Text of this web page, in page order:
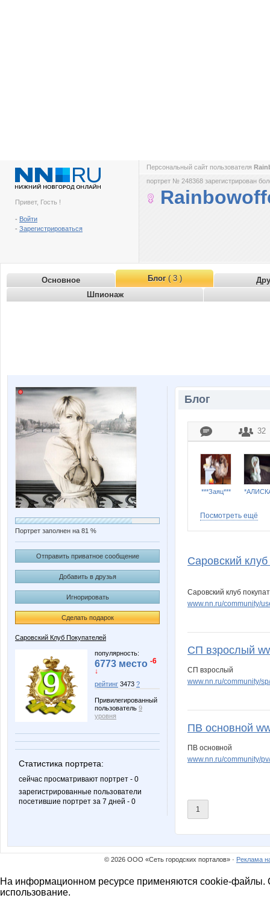
Привет, Гость !
- Войти
- Зарегистрироваться
Персональный сайт пользователя
портрет № 248368 зарегистрирован
Основное Блог( 3 )
Шпионаж
Портрет заполнен на 81 %
Отправить приватное сообщение
Добавить в друзья
Игнорировать
Сделать подарок
Саровский Клуб Покупателей
популярность:
6773 место -6
↓
рейтинг 3473 ?
Привилегированный
пользователь 9
уровня
Статистика портрета:
сейчас просматривают портрет - 0
зарегистрированные пользователи
посетившие портрет за 7 дней - 0
Блог
32
***Заяц***
NADA77-77 Nata30
anusha21
Посмотреть ещё
Саровский
Саровский клуб
www.nn.ru/community/
СП взрослый
СП взрослый
www.nn.ru/community/
ПВ основной
ПВ основной
www.nn.ru/community/
1
© 2026 ООО «Сеть городских порталов» · Реклама
На информационном ресурсе применяются cookie-файлы.
использование.